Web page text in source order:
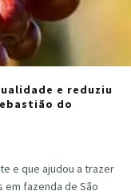
e reduziu
do
e que ajudou a trazer
fazenda de São